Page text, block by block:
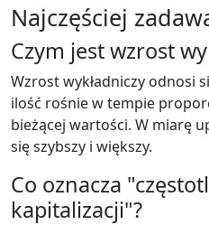
Najczęściej
Czym jest wzrost
Wzrost wykładniczy odnosi
ilość rośnie w tempie
bieżącej wartości. W miarę
się szybszy i większy.
Co oznacza
kapitalizacji"?